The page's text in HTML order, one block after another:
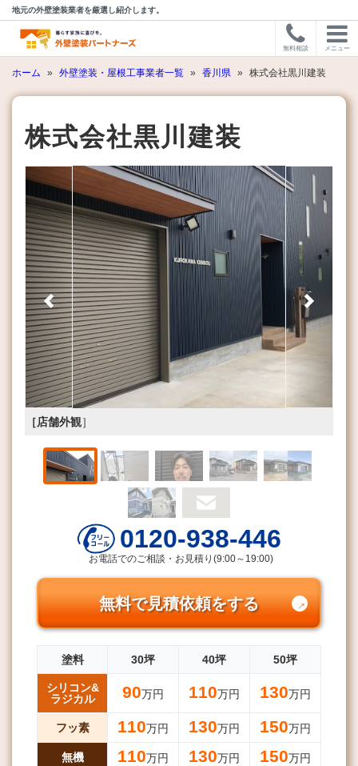
地元の外壁塗装業者を厳選し紹介します。
無料相談 メニュー
ホーム » 外壁塗装・屋根工事業者一覧 » 香川県 » 株式会社黒川建装
株式会社黒川建装
［店舗外観］
Previous Next
0120-938-446
お電話でのご相談・お見積り(9:00～19:00)
無料で見積依頼をする
塗料 30坪 40坪 50坪
シリコン&
ラジカル
90万円 110万円 130万円
フッ素 110万円 130万円 150万円
無機 110万円 130万円 150万円